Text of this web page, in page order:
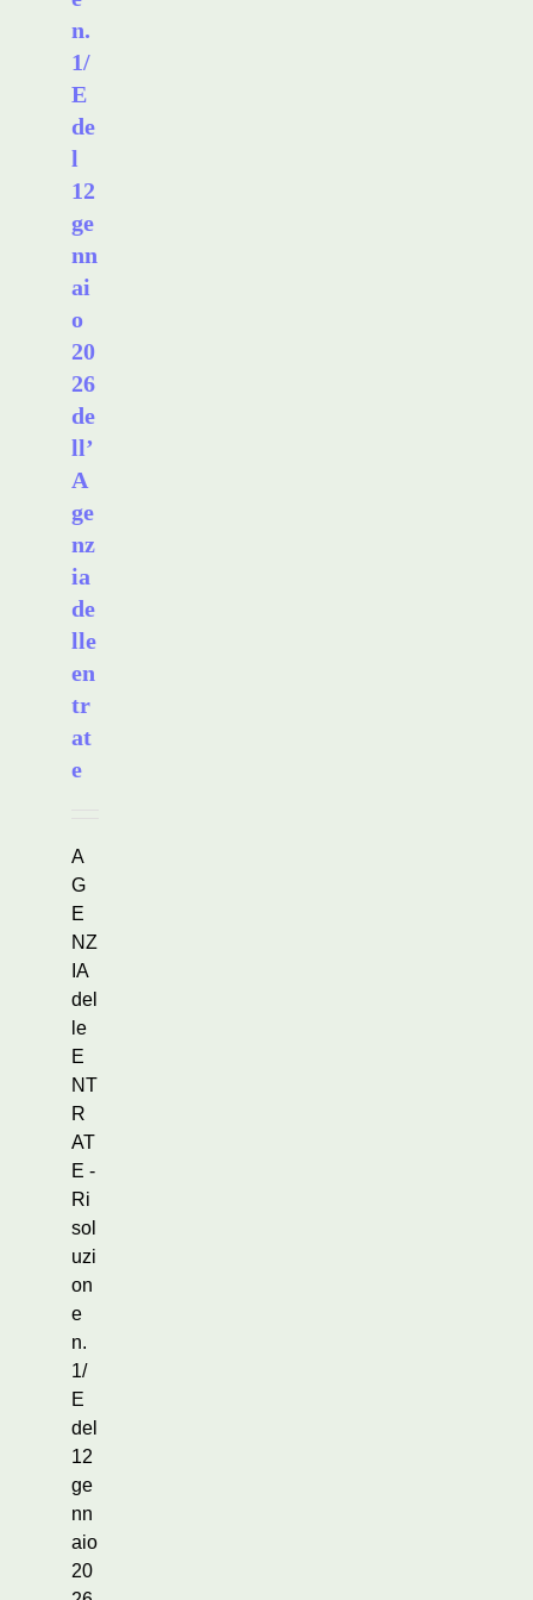
n.
1/
E
de
l
12
ge
nn
ai
o
20
26
de
ll’
A
ge
nz
ia
de
lle
en
tr
at
e
A
G
E
NZ
IA
del
le
E
NT
R
AT
E -
Ri
sol
uzi
on
e
n.
1/
E
del
12
ge
nn
aio
20